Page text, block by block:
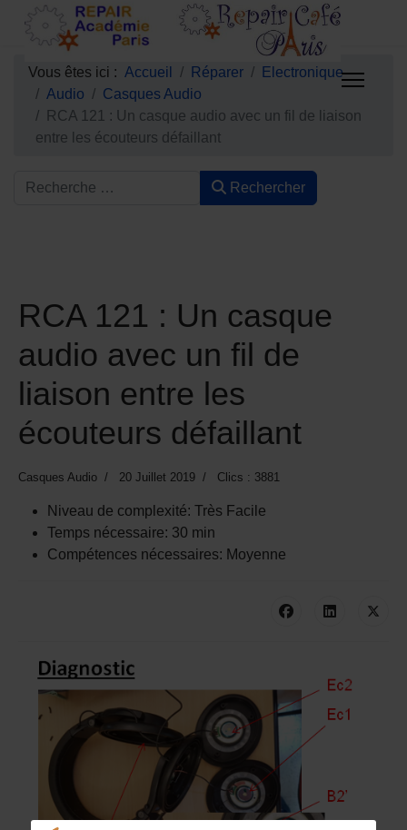
Vous êtes ici : Accueil Réparer
Electronique
Audio
Casques Audio
RCA 121 : Un casque audio avec un fil de liaison
entre les écouteurs défaillant
Rechercher
RCA 121 : Un casque
audio avec un fil de
liaison entre les
écouteurs défaillant
Casques Audio 20 Juillet 2019 Clics : 3881
Niveau de complexité: Très Facile
Temps nécessaire: 30 min
Compétences nécessaires: Moyenne